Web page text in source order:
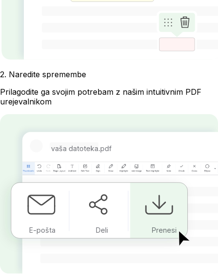
2. Naredite spremembe
Prilagodite ga svojim potrebam z našim intuitivnim PDF
urejevalnikom
vaša datoteka.pdf
E-pošta Deli Prenesi